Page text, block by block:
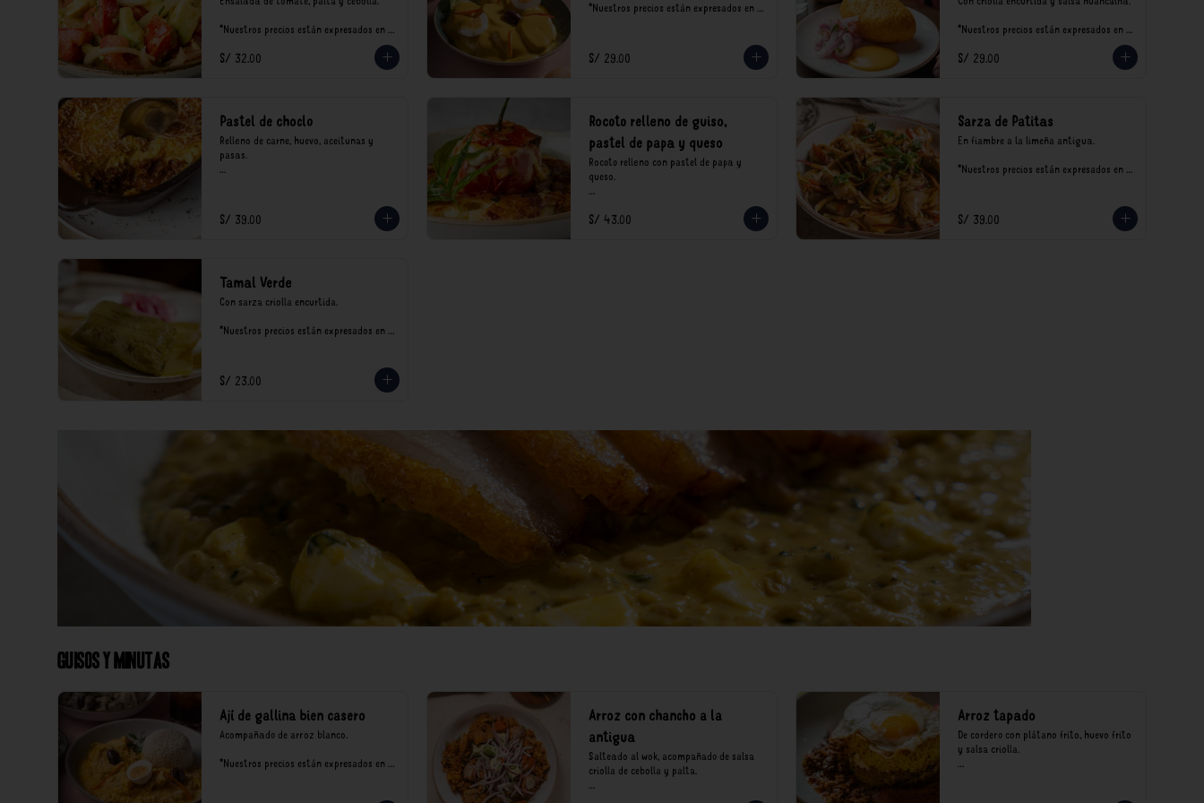
*Nuestros precios están expresados en
recargo al consumo.
S/ 32.00
*Nuestros precios están expresados en
S/ 29.00
*Nuestros precios están expresados en
recargo al consumo.
S/ 29.00
Pastel de choclo
Relleno de carne, huevo, aceitunas y
pasas.
recargo al consumo.
S/ 39.00
Rocoto relleno de guiso,
pastel de papa y queso
Rocoto relleno con pastel de papa y
queso.
*Nuestros precios están expresados en
soles e incluyen impuestos de ley y
S/ 43.00
Sarza de Patitas
En fiambre a la limeña antigua.
*Nuestros precios están expresados en
S/ 39.00
Tamal Verde
Con sarza criolla encurtida.
*Nuestros precios están expresados en
S/ 23.00
Guisos y Minutas
Ají de gallina bien casero
Acompañado de arroz blanco.
*Nuestros precios están expresados en
Arroz con chancho a la
antigua
Salteado al wok, acompañado de salsa
criolla de cebolla y palta.
*Nuestros precios están expresados en
Arroz tapado
De cordero con plátano frito, huevo frito
y salsa criolla.